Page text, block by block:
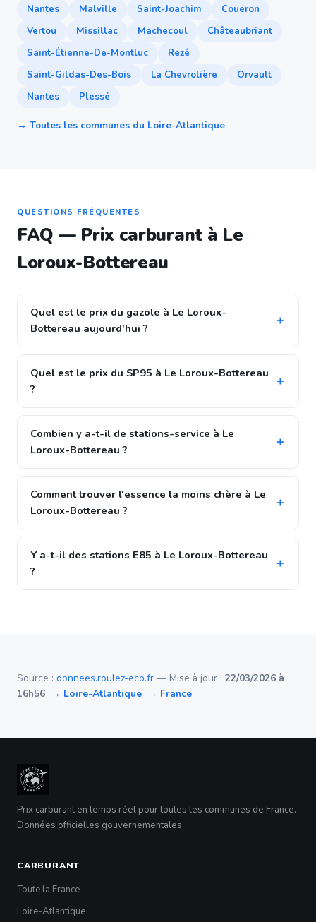
Nantes Malville Saint-Joachim
Coueron
Vertou
Missillac Machecoul
Châteaubriant
Saint-Étienne-De-Montluc
Rezé
Saint-Gildas-Des-Bois
La Chevrolière
Orvault
Nantes
Plessé
→ Toutes les communes du Loire-Atlantique
QUESTIONS FRÉQUENTES
FAQ — Prix carburant à Le
Loroux-Bottereau
Quel est le prix du gazole à Le Loroux-
Bottereau aujourd'hui ?
Quel est le prix du SP95 à Le Loroux-Bottereau
?
Combien y a-t-il de stations-service à Le
Loroux-Bottereau ?
Comment trouver l'essence la moins chère à Le
Loroux-Bottereau ?
Y a-t-il des stations E85 à Le Loroux-Bottereau
?
Source : donnees.roulez-eco.fr — Mise à jour : 22/03/2026 à
16h56 → Loire-Atlantique → France
Prix carburant en temps réel pour toutes les communes de France.
Données officielles gouvernementales.
CARBURANT
Toute la France
Loire-Atlantique